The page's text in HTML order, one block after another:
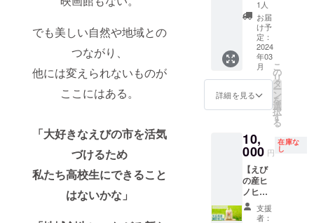
でも美しい自然や地域との
つながり、
他には変えられないものが
ここにはある。
「大好きなえびの市を活気
づけるため
私たち高校生にできること
はないかな」
滞在費
は自己
負担と
なりま
すこと
をご了
承くだ
パッ
ケージ
に記載)
保存方
法：
商品お
ぐに冷
蔵庫に
てくだ
さい。
保存
料等は
使用し
ており
ません
ション
までの
交通費
及び食
事など
の滞在
費は自
となり
ますこ
ださ
い。
5月〜12
月頃
時間は3
時間程
度 ※ご
希望の
レザー
アイテ
ムを「4
or「名
刺入
れ」か
ら選択
してく
ださ
い。 ※
後ほど
を日本
一にし
た農場
が美味
しさに
こだ
わって
作る肉
を、こ
てくだ
さ
原産地/
内容
量：宮
崎牛(肩
ロー
すべて
お貸し
しま
す。 木
工など
のモノ
づくり
や、庭
整備な
お手伝
いでき
ること
ならや
りま
す！！
いっ
しょに
付きえ
びのサ
イクリ
ング＋
BBQ】
超豪華3
点セッ
トで
す！！
びのを
満喫し
ていた
だきま
す♪ リ
ターン
内容 ①
オリジ
1人
お届
け予
定：
2024
年03
月
詳細を見る
こ
の
リ
タ
ー
ン
を
選
択
す
る
10,
000 円
在庫な
し
【えび
の産ヒ
ノヒカ
リ 矢岳
高原棚
支援
者：